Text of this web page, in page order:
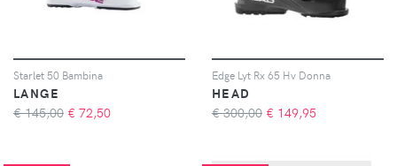
Starlet 50 Bambina
LANGE
€ 145,00 € 72,50
Edge Lyt Rx 65 Hv Donna
HEAD
€ 300,00 € 149,95